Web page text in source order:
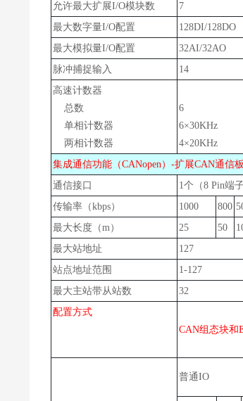
允许最大扩展I/O模块数
7
最大数字量I/O配置
128DI/128DO
最大模拟量I/O配置
32AI/32AO
脉冲捕捉输入
14
高速计数器
总数
单相计数器
两相计数器
6
6×30KHz
4×20KHz
集成通信功能（CANopen）-扩展CAN通信
通信接口
1个（8 Pin端
传输率（kbps）
1000 800
最大长度（m）
25 50
最大站地址
127
站点地址范围
1-127
最大主站带从站数
32
配置方式
CAN组态块和
普通IO